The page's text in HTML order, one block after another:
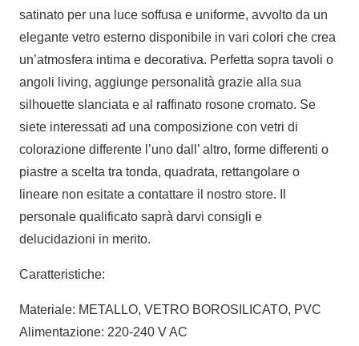
satinato per una luce soffusa e uniforme, avvolto da un
elegante vetro esterno disponibile in vari colori che crea
un’atmosfera intima e decorativa. Perfetta sopra tavoli o
angoli living, aggiunge personalità grazie alla sua
silhouette slanciata e al raffinato rosone cromato. Se
siete interessati ad una composizione con vetri di
colorazione differente l’uno dall’ altro, forme differenti o
piastre a scelta tra tonda, quadrata, rettangolare o
lineare non esitate a contattare il nostro store. Il
personale qualificato saprà darvi consigli e
delucidazioni in merito.
Caratteristiche:
Materiale: METALLO, VETRO BOROSILICATO, PVC
Alimentazione: 220-240 V AC